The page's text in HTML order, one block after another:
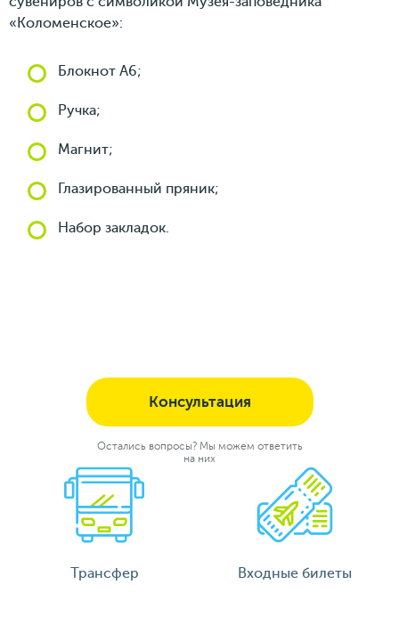
«Коломенское»:
Блокнот А6;
Ручка;
Магнит;
Глазированный пряник;
Набор закладок.
Консультация
Остались вопросы? Мы можем ответить
на них
Трансфер Входные билеты